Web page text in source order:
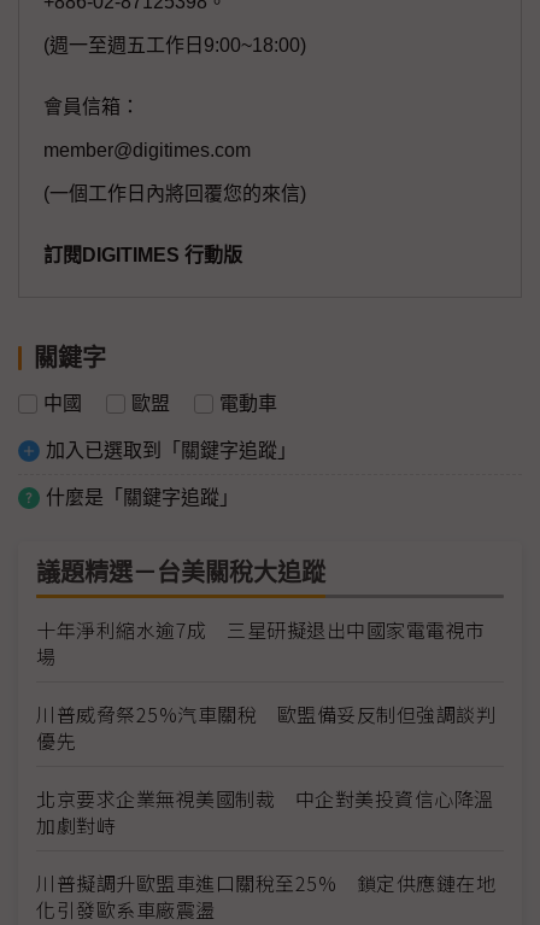
(週一至週五工作日9:00~18:00)
會員信箱：
member@digitimes.com
(一個工作日內將回覆您的來信)
訂閱DIGITIMES 行動版
關鍵字
中國 歐盟 電動車
加入已選取到「關鍵字追蹤」
什麼是「關鍵字追蹤」
議題精選－台美關稅大追蹤
十年淨利縮水逾7成 三星研擬退出中國家電電視市
場
川普威脅祭25%汽車關稅 歐盟備妥反制但強調談判
優先
北京要求企業無視美國制裁 中企對美投資信心降溫
加劇對峙
川普擬調升歐盟車進口關稅至25% 鎖定供應鏈在地
化引發歐系車廠震盪